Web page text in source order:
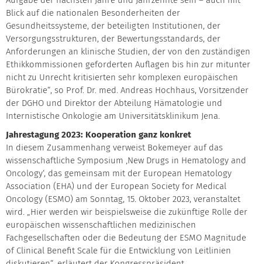
Blick auf die nationalen Besonderheiten der
Gesundheitssysteme, der beteiligten Institutionen, der
Versorgungsstrukturen, der Bewertungsstandards, der
Anforderungen an klinische Studien, der von den zuständigen
Ethikkommissionen geforderten Auflagen bis hin zur mitunter
nicht zu Unrecht kritisierten sehr komplexen europäischen
Bürokratie“, so Prof. Dr. med. Andreas Hochhaus, Vorsitzender
der DGHO und Direktor der Abteilung Hämatologie und
Internistische Onkologie am Universitätsklinikum Jena.
Jahrestagung 2023: Kooperation ganz konkret
In diesem Zusammenhang verweist Bokemeyer auf das
wissenschaftliche Symposium ‚New Drugs in Hematology and
Oncology‘, das gemeinsam mit der European Hematology
Association (EHA) und der European Society for Medical
Oncology (ESMO) am Sonntag, 15. Oktober 2023, veranstaltet
wird. „Hier werden wir beispielsweise die zukünftige Rolle der
europäischen wissenschaftlichen medizinischen
Fachgesellschaften oder die Bedeutung der ESMO Magnitude
of Clinical Benefit Scale für die Entwicklung von Leitlinien